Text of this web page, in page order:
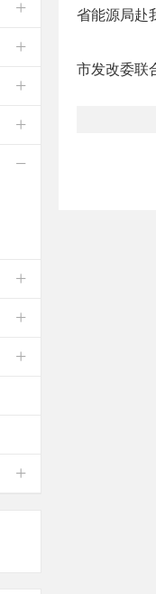
省能源局赴
市发改委联